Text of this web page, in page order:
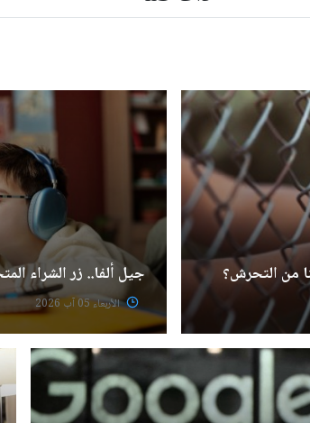
من التحرش؟ جيل ألفا.. زر الشراء
الأربعاء 05 آب 2026